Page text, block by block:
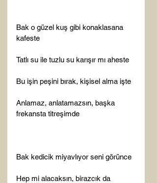
Bak o güzel kuş gibi konaklasana
kafeste
Tatlı su ile tuzlu su karışır mı aheste
Bu işin peşini bırak, kişisel alma işte
Anlamaz, anlatamazsın, başka
frekansta titreşimde
Bak kedicik miyavlıyor seni görünce
Hep mi alacaksın, birazcık da